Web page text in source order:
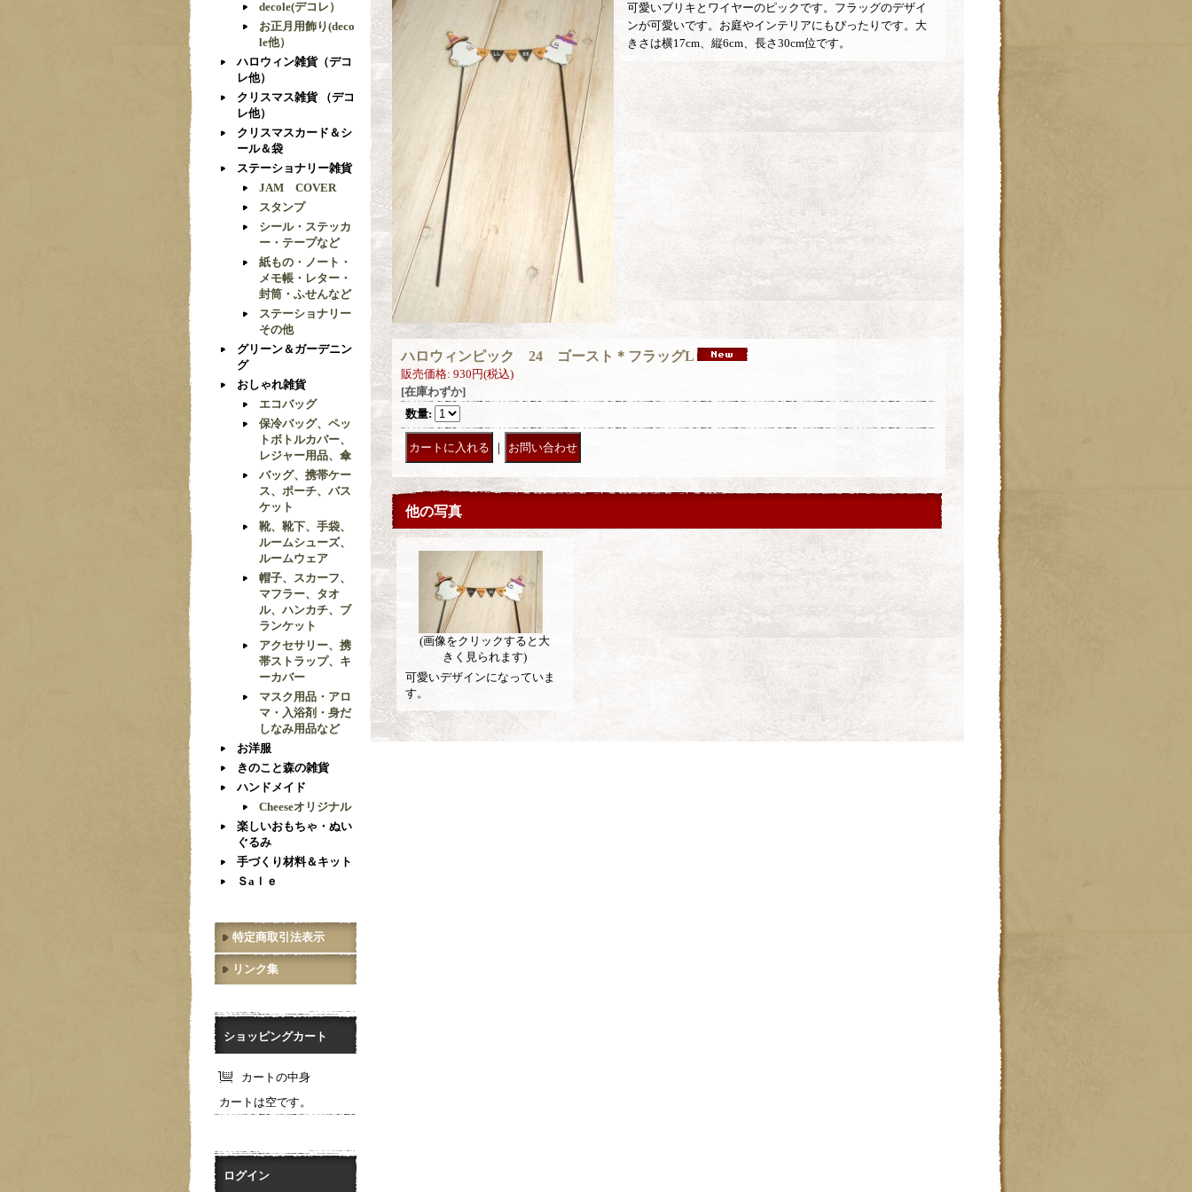
decole(デコレ）
お正月用飾り(deco
le他）
ハロウィン雑貨（デコ
レ他）
クリスマス雑貨 （デコ
レ他）
クリスマスカード＆シ
ール＆袋
ステーショナリー雑貨
JAM COVER
スタンプ
シール・ステッカ
ー・テープなど
紙もの・ノート・
メモ帳・レター・
封筒・ふせんなど
ステーショナリー
その他
グリーン＆ガーデニン
グ
おしゃれ雑貨
エコバッグ
保冷バッグ、ペッ
トボトルカバー、
レジャー用品、傘
バッグ、携帯ケー
ス、ポーチ、バス
ケット
靴、靴下、手袋、
ルームシューズ、
ルームウェア
帽子、スカーフ、
マフラー、タオ
ル、ハンカチ、ブ
ランケット
アクセサリー、携
帯ストラップ、キ
ーカバー
マスク用品・アロ
マ・入浴剤・身だ
しなみ用品など
お洋服
きのこと森の雑貨
ハンドメイド
Cheeseオリジナル
楽しいおもちゃ・ぬい
ぐるみ
手づくり材料＆キット
Ｓaｌｅ
特定商取引法表示
リンク集
ショッピングカート
カートの中身
カートは空です。
ログイン
可愛いブリキとワイヤーのピックです。フラッグのデザイ
ンが可愛いです。お庭やインテリアにもぴったりです。大
きさは横17cm、縦6cm、長さ30cm位です。
ハロウィンピック 24 ゴースト＊フラッグL
販売価格: 930円(税込)
[在庫わずか]
数量:
｜
他の写真
(画像をクリックすると大
きく見られます)
可愛いデザインになっていま
す。